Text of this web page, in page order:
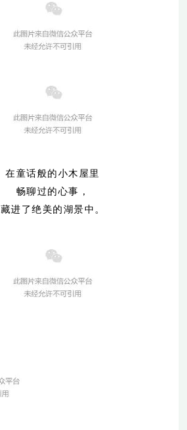
在童话般的小木屋里
畅聊过的心事，
藏进了绝美的湖景中。